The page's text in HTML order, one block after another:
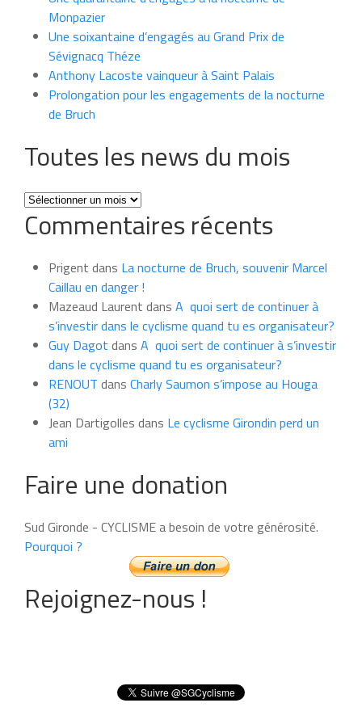
Monpazier
Une soixantaine d’engagés au Grand Prix de
Sévignacq Théze
Anthony Lacoste vainqueur à Saint Palais
Prolongation pour les engagements de la nocturne
de Bruch
Toutes les news du mois
Toutes
les
news
mois
Commentaires récents
Prigent dans La nocturne de Bruch, souvenir Marcel
Caillau en danger !
Mazeaud Laurent dans A quoi sert de continuer à
s’investir dans le cyclisme quand tu es organisateur?
Guy Dagot dans A quoi sert de continuer à s’investir
dans le cyclisme quand tu es organisateur?
RENOUT dans Charly Saumon s’impose au Houga
(32)
Jean Dartigolles dans Le cyclisme Girondin perd un
ami
Faire une donation
Sud Gironde - CYCLISME a besoin de votre générosité.
Pourquoi ?
Rejoignez-nous !